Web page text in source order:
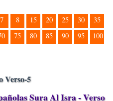
7 8 15 20 25 30
35
75 80 85 90 95
100
Verso-5
Sura Al Isra - Verso